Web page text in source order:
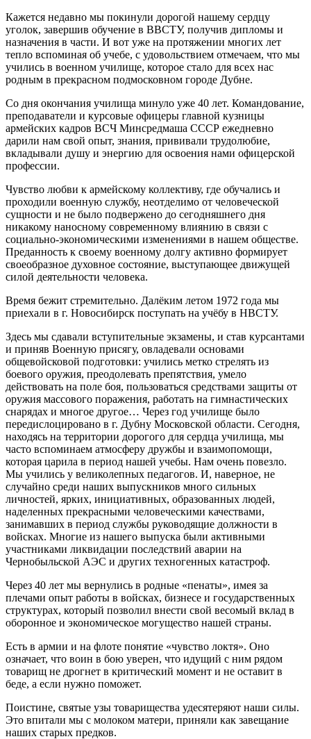
Кажется недавно мы покинули дорогой нашему сердцу
уголок, завершив обучение в ВВСТУ, получив дипломы и
назначения в части. И вот уже на протяжении многих лет
тепло вспоминая об учебе, с удовольствием отмечаем, что мы
учились в военном училище, которое стало для всех нас
родным в прекрасном подмосковном городе Дубне.
Со дня окончания училища минуло уже 40 лет. Командование,
преподаватели и курсовые офицеры главной кузницы
армейских кадров ВСЧ Минсредмаша СССР ежедневно
дарили нам свой опыт, знания, прививали трудолюбие,
вкладывали душу и энергию для освоения нами офицерской
профессии.
Чувство любви к армейскому коллективу, где обучались и
проходили военную службу, неотделимо от человеческой
сущности и не было подвержено до сегодняшнего дня
никакому наносному современному влиянию в связи с
социально-экономическими изменениями в нашем обществе.
Преданность к своему военному долгу активно формирует
своеобразное духовное состояние, выступающее движущей
силой деятельности человека.
Время бежит стремительно. Далёким летом 1972 года мы
приехали в г. Новосибирск поступать на учёбу в НВСТУ.
Здесь мы сдавали вступительные экзамены, и став курсантами
и приняв Военную присягу, овладевали основами
общевойсковой подготовки: учились метко стрелять из
боевого оружия, преодолевать препятствия, умело
действовать на поле боя, пользоваться средствами защиты от
оружия массового поражения, работать на гимнастических
снарядах и многое другое… Через год училище было
передислоцировано в г. Дубну Московской области. Сегодня,
находясь на территории дорогого для сердца училища, мы
часто вспоминаем атмосферу дружбы и взаимопомощи,
которая царила в период нашей учебы. Нам очень повезло.
Мы учились у великолепных педагогов. И, наверное, не
случайно среди наших выпускников много сильных
личностей, ярких, инициативных, образованных людей,
наделенных прекрасными человеческими качествами,
занимавших в период службы руководящие должности в
войсках. Многие из нашего выпуска были активными
участниками ликвидации последствий аварии на
Чернобыльской АЭС и других техногенных катастроф.
Через 40 лет мы вернулись в родные «пенаты», имея за
плечами опыт работы в войсках, бизнесе и государственных
структурах, который позволил внести свой весомый вклад в
оборонное и экономическое могущество нашей страны.
Есть в армии и на флоте понятие «чувство локтя». Оно
означает, что воин в бою уверен, что идущий с ним рядом
товарищ не дрогнет в критический момент и не оставит в
беде, а если нужно поможет.
Поистине, святые узы товарищества удесятеряют наши силы.
Это впитали мы с молоком матери, приняли как завещание
наших старых предков.